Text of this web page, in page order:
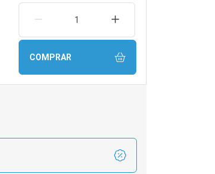
REMOVER UMA UNIDADEAUMENTAR UMA
COMPRAR